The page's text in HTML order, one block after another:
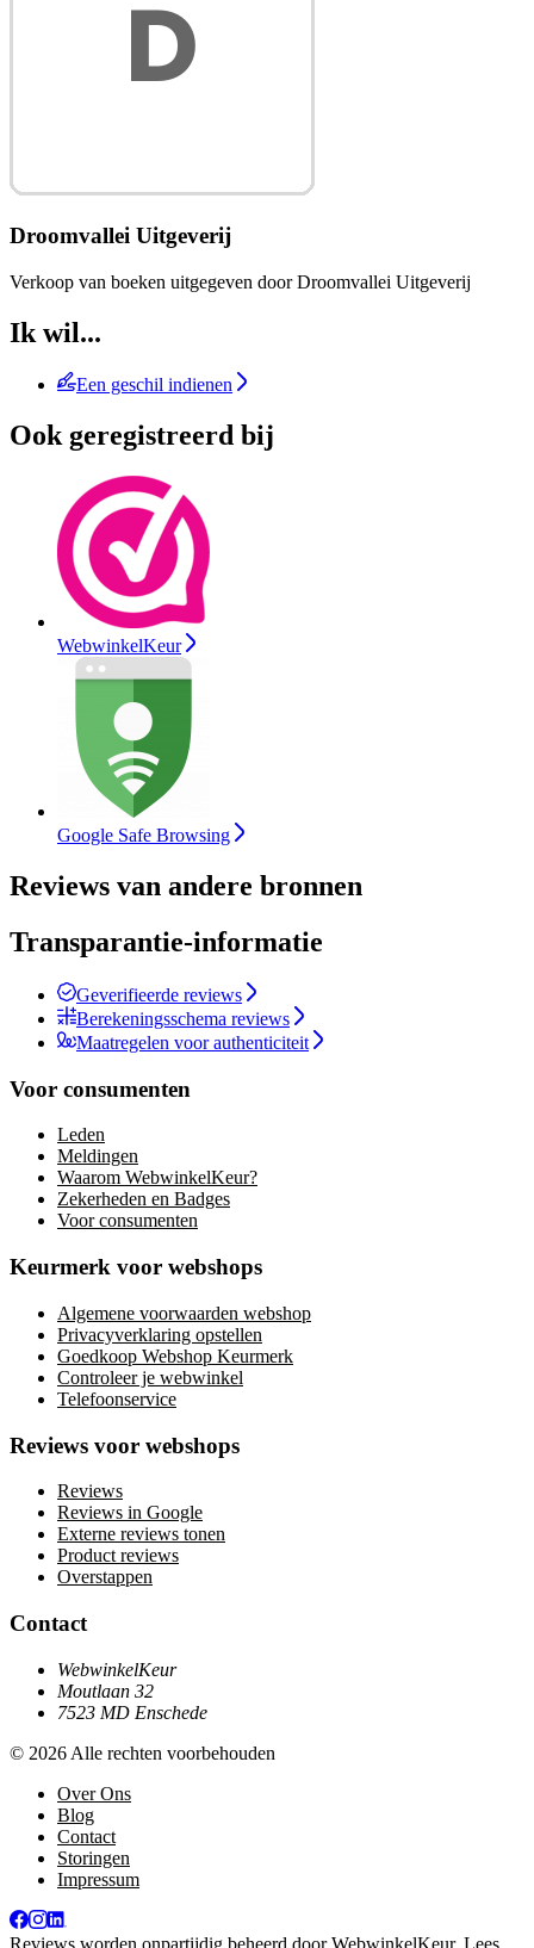
Droomvallei Uitgeverij
Verkoop van boeken uitgegeven door Droomvallei Uitgeverij
Ik wil...
Een geschil indienen
Ook geregistreerd bij
WebwinkelKeur
Google Safe Browsing
Reviews van andere bronnen
Transparantie-informatie
Geverifieerde reviews
Berekeningsschema reviews
Maatregelen voor authenticiteit
Voor consumenten
Leden
Meldingen
Waarom WebwinkelKeur?
Zekerheden en Badges
Voor consumenten
Keurmerk voor webshops
Algemene voorwaarden webshop
Privacyverklaring opstellen
Goedkoop Webshop Keurmerk
Controleer je webwinkel
Telefoonservice
Reviews voor webshops
Reviews
Reviews in Google
Externe reviews tonen
Product reviews
Overstappen
Contact
WebwinkelKeur
Moutlaan 32
7523 MD Enschede
© 2026 Alle rechten voorbehouden
Over Ons
Blog
Contact
Storingen
Impressum
Reviews worden onpartijdig beheerd doorWebwinkelKeur. Lees